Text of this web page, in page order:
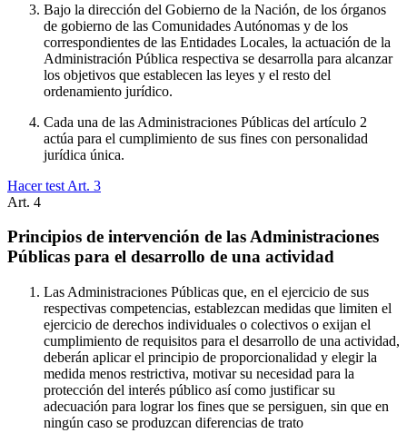
Bajo la dirección del Gobierno de la Nación, de los órganos
de gobierno de las Comunidades Autónomas y de los
correspondientes de las Entidades Locales, la actuación de la
Administración Pública respectiva se desarrolla para alcanzar
los objetivos que establecen las leyes y el resto del
ordenamiento jurídico.
Cada una de las Administraciones Públicas del artículo 2
actúa para el cumplimiento de sus fines con personalidad
jurídica única.
Hacer test Art. 3
Art. 4
Principios de intervención de las Administraciones
Públicas para el desarrollo de una actividad
Las Administraciones Públicas que, en el ejercicio de sus
respectivas competencias, establezcan medidas que limiten el
ejercicio de derechos individuales o colectivos o exijan el
cumplimiento de requisitos para el desarrollo de una actividad,
deberán aplicar el principio de proporcionalidad y elegir la
medida menos restrictiva, motivar su necesidad para la
protección del interés público así como justificar su
adecuación para lograr los fines que se persiguen, sin que en
ningún caso se produzcan diferencias de trato